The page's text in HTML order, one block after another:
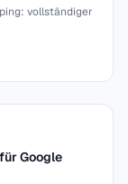
vollständiger
Google